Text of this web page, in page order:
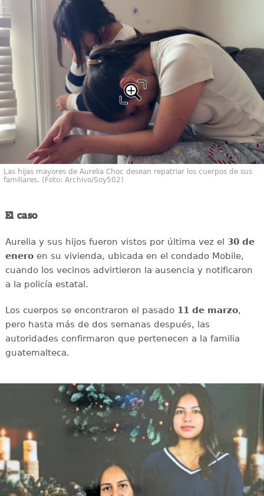
Las hijas mayores de Aurelia Choc desean repatriar los cuerpos de sus
familiares. (Foto: Archivo/Soy502)
El caso
Aurelia y sus hijos fueron vistos por última vez el 30 de
eneroen su vivienda, ubicada en el condado Mobile,
cuando los vecinos advirtieron la ausencia y notificaron
a la policía estatal.
Los cuerpos se encontraron el pasado 11 de marzo,
pero hasta más de dos semanas después, las
autoridades confirmaron que pertenecen a la familia
guatemalteca.